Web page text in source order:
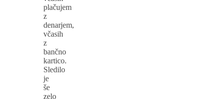
plačujem
z
denarjem,
včasih
z
bančno
kartico.
Sledilo
je
še
zelo